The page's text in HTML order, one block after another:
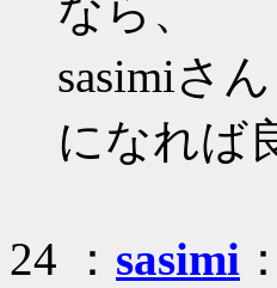
なら、
sasimiさ
になれば
24 ： sasimi